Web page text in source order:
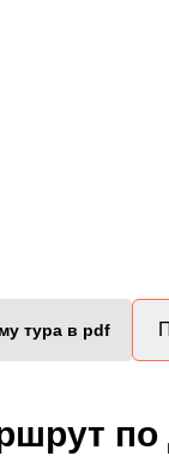
тура в pdf
по